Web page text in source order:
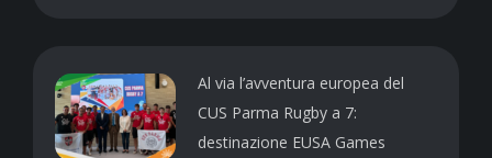
Al via l’avventura europea del
CUS Parma Rugby a 7:
destinazione EUSA Games